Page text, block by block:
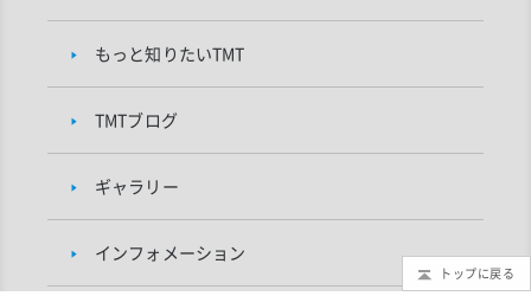
もっと知りたいTMT
TMTブログ
ギャラリー
インフォメーション
トップに戻る